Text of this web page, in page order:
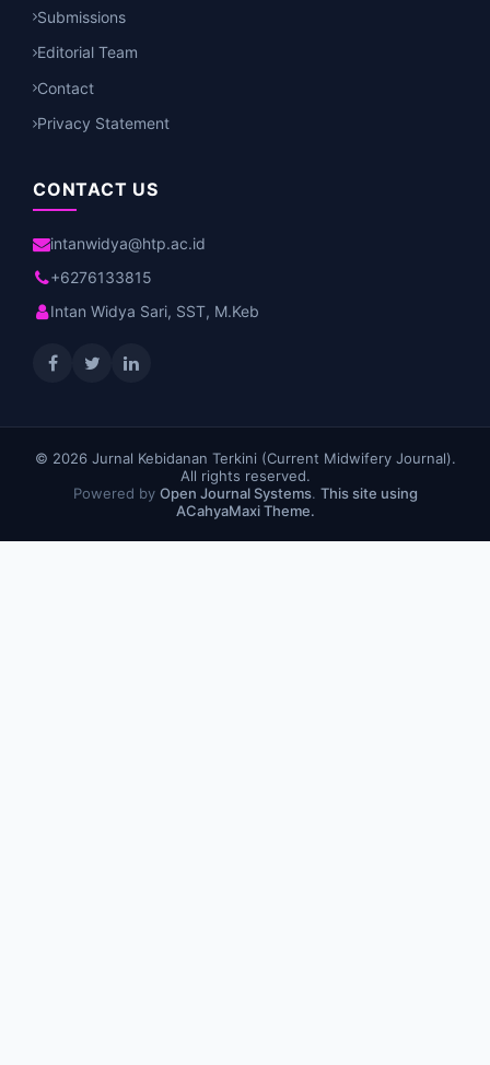
Submissions
Editorial Team
Contact
Privacy Statement
CONTACT US
intanwidya@htp.ac.id
+6276133815
Intan Widya Sari, SST, M.Keb
© 2026 Jurnal Kebidanan Terkini (Current Midwifery Journal).
All rights reserved.
Powered by Open Journal Systems. This site using
ACahyaMaxi Theme.